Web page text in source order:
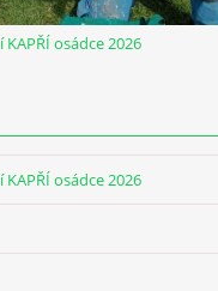
osádce 2026
osádce 2026